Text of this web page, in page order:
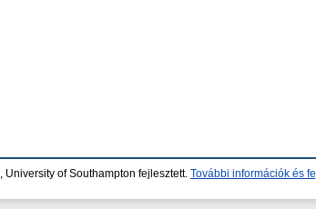
, University of Southampton fejlesztett. További információk és